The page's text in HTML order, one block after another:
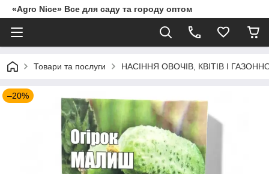
«Agro Nice» Все для саду та городу оптом
Товари та послуги НАСІННЯ ОВОЧІВ, КВІТІВ І
–20%